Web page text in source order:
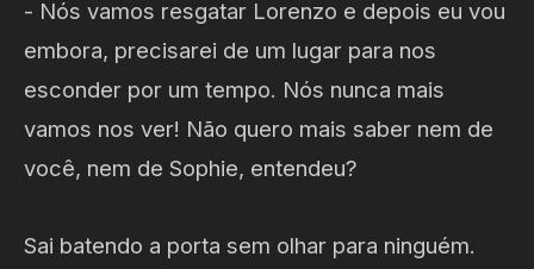
- Nós vamos resgatar Lorenzo e depois eu vou
embora, precisarei de um lugar para nos
esconder por um tempo. Nós nunca mais
vamos nos ver! Não quero mais saber nem de
você, nem de Sophie, entendeu?
Sai batendo a porta sem olhar para ninguém.